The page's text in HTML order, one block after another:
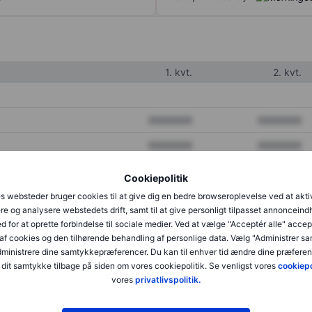
Cookiepolitik
websteder bruger cookies til at give dig en bedre browseroplevelse ved at
og analysere webstedets drift, samt til at give personligt tilpasset
for at oprette forbindelse til sociale medier. Ved at vælge "Acceptér alle"
cookies og den tilhørende behandling af personlige data. Vælg "Administrer
dine samtykkepræferencer. Du kan til enhver tid ændre dine
samtykke tilbage på siden om vores cookiepolitik. Se venligst vores
vores privatlivspolitik.
1. kvt. 2. kvt.
XXXXXXX XXXXXXX
XXXXXXX